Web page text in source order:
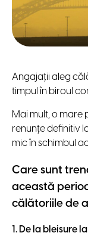
Angajații aleg
timpul în biroul
Mai mult, o mare
renunțe definitiv
mic în schimbul
Care sunt
această
călătoriile de
1. De la bleisure